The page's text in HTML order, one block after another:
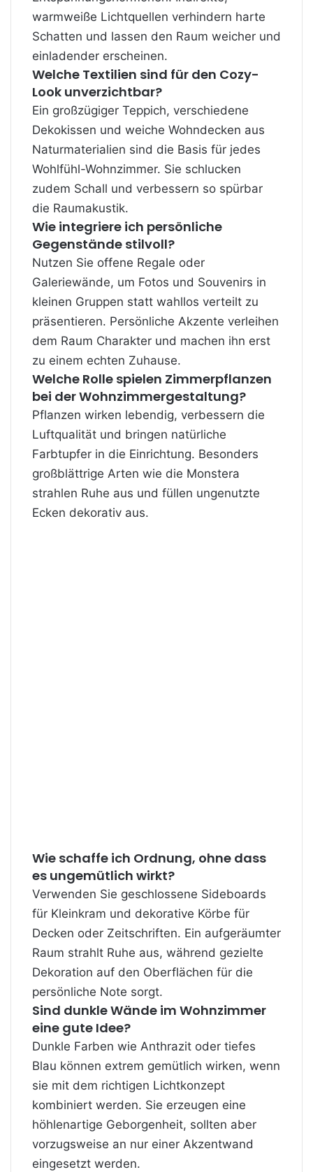
warmweiße Lichtquellen verhindern harte
Schatten und lassen den Raum weicher und
einladender erscheinen.
Welche Textilien sind für den Cozy-
Look unverzichtbar?
Ein großzügiger Teppich, verschiedene
Dekokissen und weiche Wohndecken aus
Naturmaterialien sind die Basis für jedes
Wohlfühl-Wohnzimmer. Sie schlucken
zudem Schall und verbessern so spürbar
die Raumakustik.
Wie integriere ich persönliche
Gegenstände stilvoll?
Nutzen Sie offene Regale oder
Galeriewände, um Fotos und Souvenirs in
kleinen Gruppen statt wahllos verteilt zu
präsentieren. Persönliche Akzente verleihen
dem Raum Charakter und machen ihn erst
zu einem echten Zuhause.
Welche Rolle spielen Zimmerpflanzen
bei der Wohnzimmergestaltung?
Pflanzen wirken lebendig, verbessern die
Luftqualität und bringen natürliche
Farbtupfer in die Einrichtung. Besonders
großblättrige Arten wie die Monstera
strahlen Ruhe aus und füllen ungenutzte
Ecken dekorativ aus.
Wie schaffe ich Ordnung, ohne dass
es ungemütlich wirkt?
Verwenden Sie geschlossene Sideboards
für Kleinkram und dekorative Körbe für
Decken oder Zeitschriften. Ein aufgeräumter
Raum strahlt Ruhe aus, während gezielte
Dekoration auf den Oberflächen für die
persönliche Note sorgt.
Sind dunkle Wände im Wohnzimmer
eine gute Idee?
Dunkle Farben wie Anthrazit oder tiefes
Blau können extrem gemütlich wirken, wenn
sie mit dem richtigen Lichtkonzept
kombiniert werden. Sie erzeugen eine
höhlenartige Geborgenheit, sollten aber
vorzugsweise an nur einer Akzentwand
eingesetzt werden.